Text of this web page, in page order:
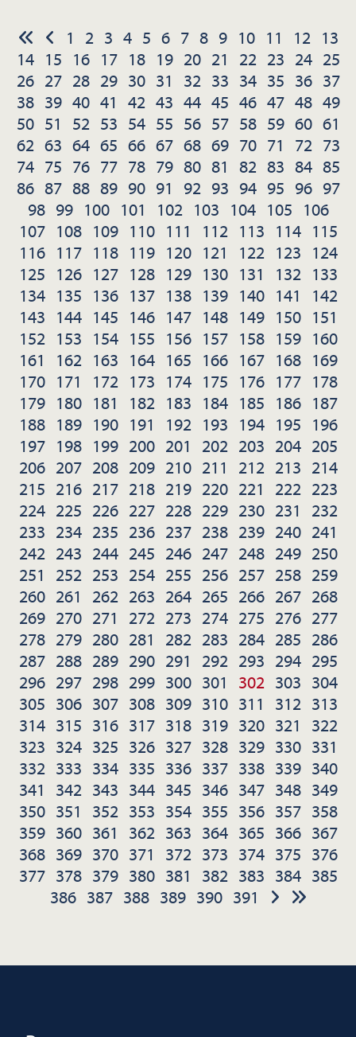
1 2 3 4 5 6 7 8 9 10 11 12 13
14 15 16 17 18 19 20 21 22 23 24 25
26 27 28 29 30 31 32 33 34 35 36 37
38 39 40 41 42 43 44 45 46 47 48 49
50 51 52 53 54 55 56 57 58 59 60 61
62 63 64 65 66 67 68 69 70 71 72 73
74 75 76 77 78 79 80 81 82 83 84 85
86 87 88 89 90 91 92 93 94 95 96 97
98 99 100 101 102 103 104 105 106
107 108 109 110 111 112 113 114 115
116 117 118 119 120 121 122 123 124
125 126 127 128 129 130 131 132 133
134 135 136 137 138 139 140 141
142
143 144 145 146 147 148 149 150 151
152 153 154 155 156 157 158 159 160
161
162 163 164 165 166 167 168 169
170 171 172 173 174 175 176 177 178
179 180 181 182 183 184 185 186 187
188 189 190 191 192 193 194 195 196
197 198 199 200 201 202 203 204 205
206 207 208 209 210 211 212 213 214
215 216 217 218 219 220 221 222 223
224 225 226 227 228 229 230 231
232
233 234 235 236 237 238 239 240 241
242 243 244 245 246 247 248 249 250
251
252 253 254 255 256 257 258 259
260 261 262 263 264 265 266 267 268
269 270 271 272 273 274 275 276 277
278 279 280 281 282 283 284 285 286
287 288 289 290 291 292 293 294 295
296 297 298 299 300 301 302 303 304
305 306 307 308 309 310 311 312 313
314 315 316 317 318 319 320 321
322
323 324 325 326 327 328 329 330 331
332 333 334 335 336 337 338 339 340
341
342 343 344 345 346 347 348 349
350 351 352 353 354 355 356 357 358
359 360 361 362 363 364 365 366 367
368 369 370 371 372 373 374 375 376
377 378 379 380 381 382 383 384 385
386 387 388 389 390 391